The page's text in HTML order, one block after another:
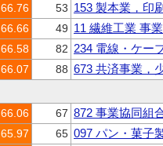
66.76
53 153 製本業，印
66.66
49 11 繊維工業 事
66.58
82 234 電線・ケー
66.07
88 673 共済事業，
66.06 67 872 事業協同組
65.97
65 097 パン・菓子